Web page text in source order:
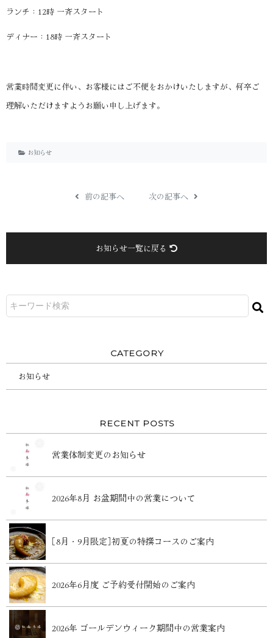
ランチ：12時 一斉スタート
ディナー：18時 一斉スタート
営業時間変更に伴い、お客様にはご不便をおかけいたしますが、何卒ご
理解いただけますようお願い申し上げます。
お知らせ
前の記事へ 次の記事へ
お知らせ一覧に戻る
CATEGORY
お知らせ
RECENT POSTS
営業体制変更のお知らせ
2026年8月 お盆期間中の営業について
［8月・9月限定］初夏の特撰コースのご案内
2026年6月度 ご予約受付開始のご案内
2026年 ゴールデンウィーク期間中の営業案内